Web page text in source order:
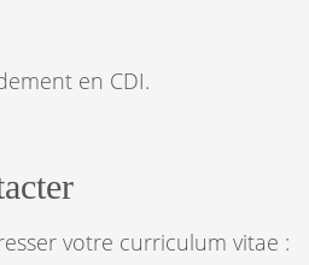
en CDI.
votre curriculum vitae :